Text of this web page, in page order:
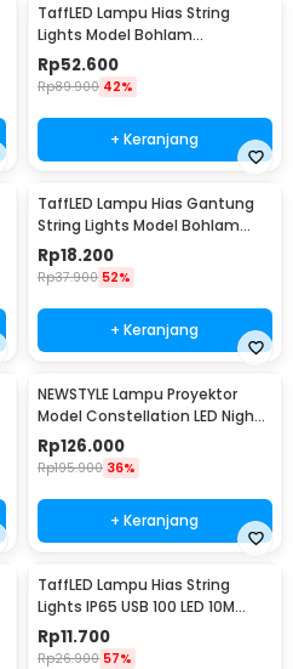
TaffLED Lampu Hias String
Lights Model Bohlam
Waterproof 20 LED 5M - PD039
Rp52.600
Rp89.900 42%
+ Keranjang
TaffLED Lampu Hias Gantung
String Lights Model Bohlam
Mini Waterproof 6M - ZYD0931
Rp18.200
Rp37.900 52%
+ Keranjang
NEWSTYLE Lampu Proyektor
Model Constellation LED Night
Light 3W 5V - NL-USB
Rp126.000
Rp195.900 36%
+ Keranjang
TaffLED Lampu Hias String
Lights IP65 USB 100 LED 10M
Warm White - TDC-01
Rp11.700
Rp26.900 57%